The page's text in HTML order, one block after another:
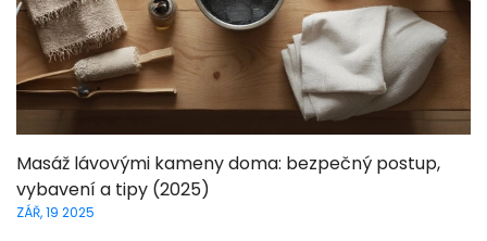
Masáž lávovými kameny doma: bezpečný postup,
vybavení a tipy (2025)
ZÁŘ, 19 2025